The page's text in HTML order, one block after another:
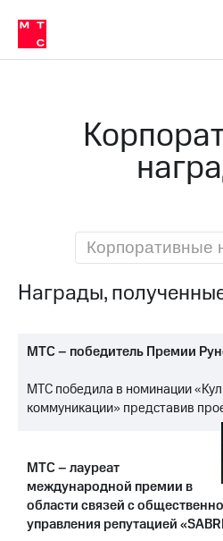
Медиа-центр
и акционерам
Устойчивое развитие
Комплаенс и деловая этика
компании
Карьера
в МТС
региона
информация
Пресс-
релизы
Достижения
Интервью
в МТС
Корпоративные
Награды,
МТС – победитель Премии
МТС победила в номинации
коммуникации» представив
МТС – лауреат
международной премии в
области связей с
управления репутацией